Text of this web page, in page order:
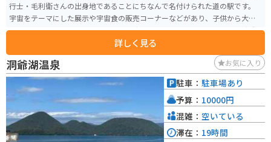
行士・毛利衛さんの出身地であることにちなんで名付けられた道の駅です。
宇宙をテーマにした展示や宇宙食の販売コーナーなどがあり、子供から大人
まで楽しむことができます。 特に、宇宙飛行士訓練シミュレーターは、実際
に宇宙空間を疑似体験できる人気のアトラクションです。 また、地元余市産
の新鮮な農産物や海産物を販売する直売所も併設されており、お土産探しに
も最適です。 バイクで訪れる際は、駐車場も広く停めやすいので安心です。
道の駅周辺には、ニッカウヰスキー余市蒸溜所など、観光スポットも点在し
ているので、合わせて訪れるのもおすすめです。
詳しく見る
洞爺湖温泉 お気に入り
駐車： 駐車場あり
予算： 10000円
混雑： 空いている
滞在： 19時間